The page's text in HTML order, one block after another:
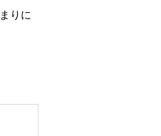
りに